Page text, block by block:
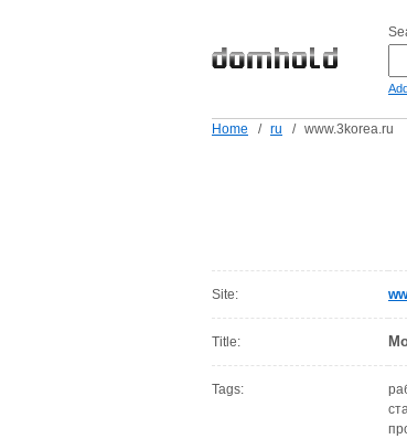
Home / ru / www.3korea.ru
Site:
Title:
Tags: